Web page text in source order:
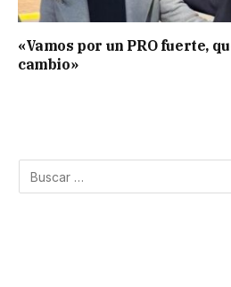
«Vamos por un PRO fuerte,
cambio»